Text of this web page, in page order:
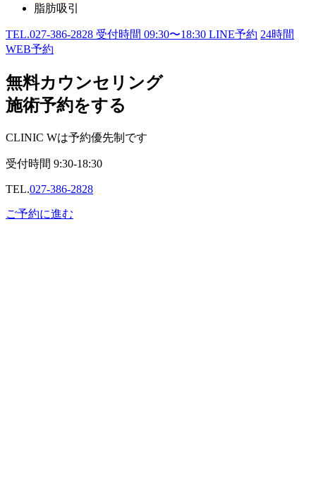
脂肪吸引
TEL.027-386-2828 受付時間 09:30〜18:30 LINE予約 24時間
WEB予約
無料カウンセリング
施術予約をする
CLINIC Wは予約優先制です
受付時間 9:30-18:30
TEL.027-386-2828
ご予約に進む